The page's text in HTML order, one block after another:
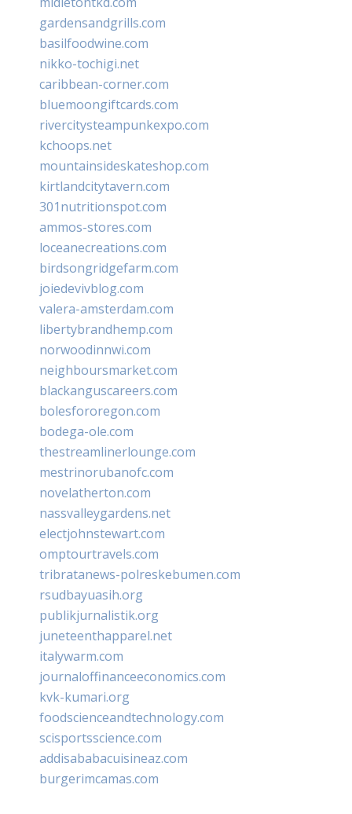
gardensandgrills.com
basilfoodwine.com
nikko-tochigi.net
caribbean-corner.com
bluemoongiftcards.com
rivercitysteampunkexpo.com
kchoops.net
mountainsideskateshop.com
kirtlandcitytavern.com
301nutritionspot.com
ammos-stores.com
loceanecreations.com
birdsongridgefarm.com
joiedevivblog.com
valera-amsterdam.com
libertybrandhemp.com
norwoodinnwi.com
neighboursmarket.com
blackanguscareers.com
bolesfororegon.com
bodega-ole.com
thestreamlinerlounge.com
mestrinorubanofc.com
novelatherton.com
nassvalleygardens.net
electjohnstewart.com
omptourtravels.com
tribratanews-polreskebumen.com
rsudbayuasih.org
publikjurnalistik.org
juneteenthapparel.net
italywarm.com
journaloffinanceeconomics.com
kvk-kumari.org
foodscienceandtechnology.com
scisportsscience.com
addisababacuisineaz.com
burgerimcamas.com